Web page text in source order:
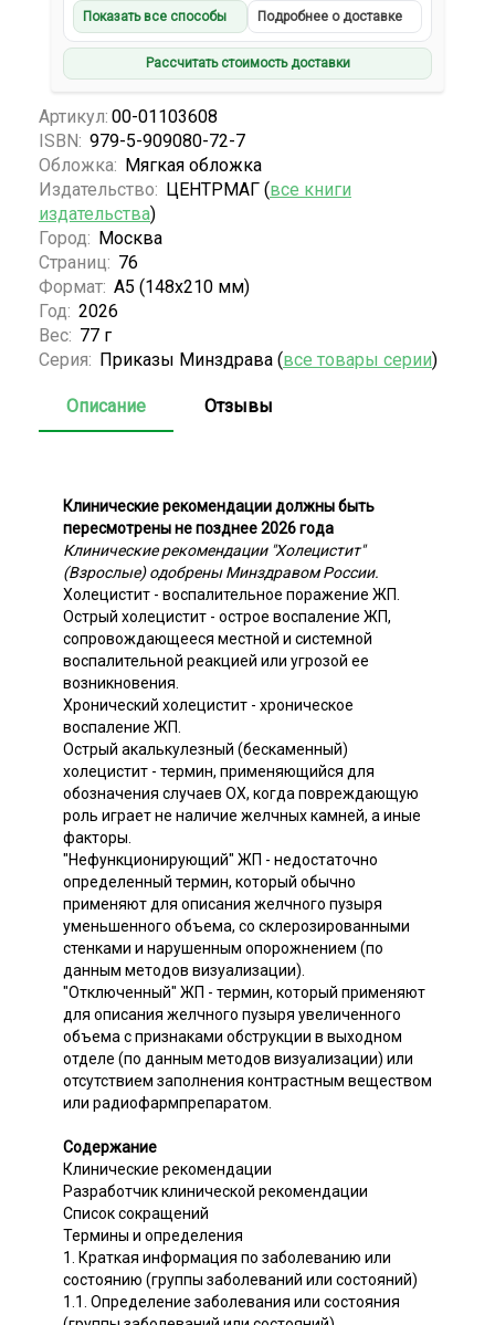
Показать все способы Подробнее о доставке
Рассчитать стоимость доставки
Артикул: 00-01103608
ISBN: 979-5-909080-72-7
Обложка: Мягкая обложка
Издательство: ЦЕНТРМАГ (все книги
издательства)
Город: Москва
Страниц: 76
Формат: А5 (148x210 мм)
Год: 2026
Вес: 77 г
Серия: Приказы Минздрава (все товары серии)
Описание Отзывы
Клинические рекомендации должны быть
пересмотрены не позднее 2026 года
Клинические рекомендации "Холецистит"
(Взрослые) одобрены Минздравом России.
Холецистит - воспалительное поражение ЖП.
Острый холецистит - острое воспаление ЖП,
сопровождающееся местной и системной
воспалительной реакцией или угрозой ее
возникновения.
Хронический холецистит - хроническое
воспаление ЖП.
Острый акалькулезный (бескаменный)
холецистит - термин, применяющийся для
обозначения случаев ОХ, когда повреждающую
роль играет не наличие желчных камней, а иные
факторы.
"Нефункционирующий" ЖП - недостаточно
определенный термин, который обычно
применяют для описания желчного пузыря
уменьшенного объема, со склерозированными
стенками и нарушенным опорожнением (по
данным методов визуализации).
"Отключенный" ЖП - термин, который применяют
для описания желчного пузыря увеличенного
объема с признаками обструкции в выходном
отделе (по данным методов визуализации) или
отсутствием заполнения контрастным веществом
или радиофармпрепаратом.
Содержание
Клинические рекомендации
Разработчик клинической рекомендации
Список сокращений
Термины и определения
1. Краткая информация по заболеванию или
состоянию (группы заболеваний или состояний)
1.1. Определение заболевания или состояния